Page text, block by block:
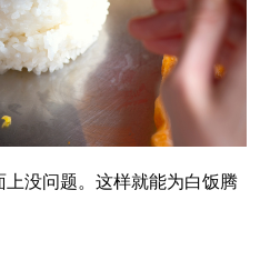
没问题。这样就能为白饭腾